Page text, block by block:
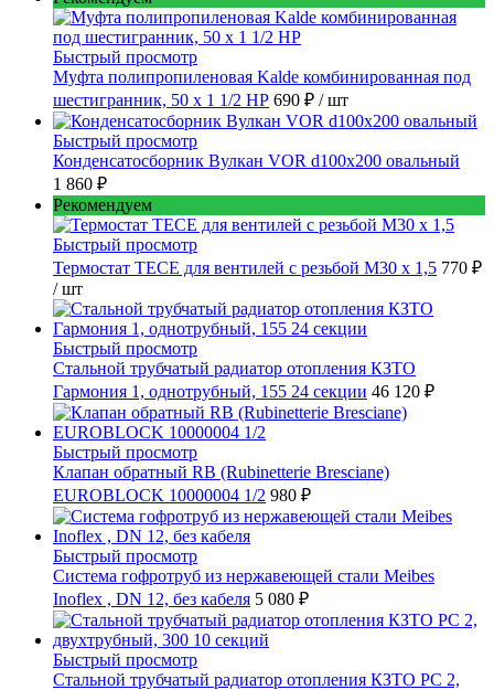
Быстрый просмотр
Муфта полипропиленовая Kalde комбинированная под
шестигранник, 50 x 1 1/2 НР 690 ₽ / шт
Быстрый просмотр
Конденсатосборник Вулкан VOR d100x200 овальный
1 860 ₽
Рекомендуем
Быстрый просмотр
Термостат TECE для вентилей с резьбой М30 х 1,5 770 ₽
/ шт
Быстрый просмотр
Стальной трубчатый радиатор отопления КЗТО
Гармония 1, однотрубный, 155 24 секции 46 120 ₽
Быстрый просмотр
Клапан обратный RB (Rubinetterie Bresciane)
EUROBLOCK 10000004 1/2 980 ₽
Быстрый просмотр
Cистема гофротруб из нержавеющей стали Meibes
Inoflex , DN 12, без кабеля 5 080 ₽
Быстрый просмотр
Стальной трубчатый радиатор отопления КЗТО РС 2,